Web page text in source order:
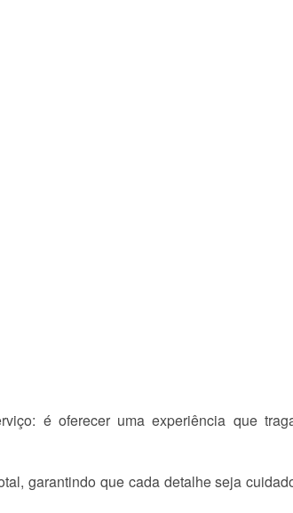
é oferecer uma experiência que
garantindo que cada detalhe seja